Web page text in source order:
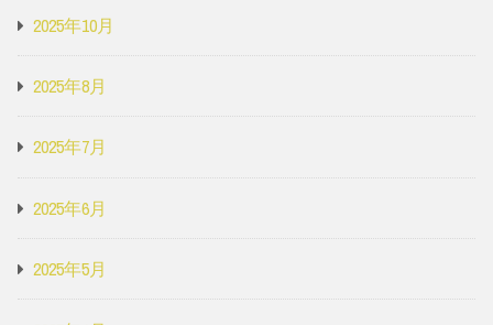
2025年10月
2025年8月
2025年7月
2025年6月
2025年5月